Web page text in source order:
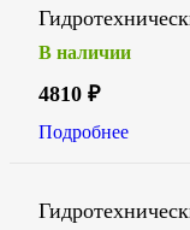
В наличии
4810 ₽
Подробнее